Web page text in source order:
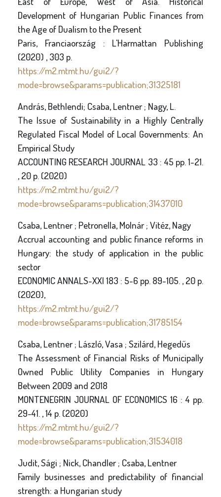
Development of Hungarian Public Finances from
the Age of Dualism to the Present
Paris, Franciaország : L'Harmattan Publishing
(2020) , 303 p.
https://m2.mtmt.hu/gui2/?
mode=browse&params=publication;31325181
András, Bethlendi; Csaba, Lentner ; Nagy, L.
The Issue of Sustainability in a Highly Centrally
Regulated Fiscal Model of Local Governments: An
Empirical Study
ACCOUNTING RESEARCH JOURNAL 33 : 45 pp. 1-21.
, 20 p. (2020)
https://m2.mtmt.hu/gui2/?
mode=browse&params=publication;31437010
Csaba, Lentner ; Petronella, Molnár ; Vitéz, Nagy
Accrual accounting and public finance reforms in
Hungary: the study of application in the public
sector
ECONOMIC ANNALS-XXI 183 : 5-6 pp. 89-105. , 20 p.
(2020),
https://m2.mtmt.hu/gui2/?
mode=browse&params=publication;31785154
Csaba, Lentner ; László, Vasa ; Szilárd, Hegedűs
The Assessment of Financial Risks of Municipally
Owned Public Utility Companies in Hungary
Between 2009 and 2018
MONTENEGRIN JOURNAL OF ECONOMICS 16 : 4 pp.
29-41. , 14 p. (2020)
https://m2.mtmt.hu/gui2/?
mode=browse&params=publication;31534018
Judit, Sági ; Nick, Chandler ; Csaba, Lentner
Family businesses and predictability of financial
strength: a Hungarian study